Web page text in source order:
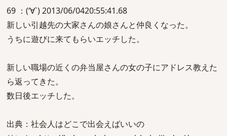
69 ：(‘∀`) 2013/06/0420:55:41.68
新しい引越先の大家さんの娘さんと仲良くなった。
うちに遊びに来てもらいエッチした。
新しい職場の近くの弁当屋さんの女の子にアドレス教えた
ら返ってきた。
数日後エッチした。
出典：社会人はどこで出会えばいいの